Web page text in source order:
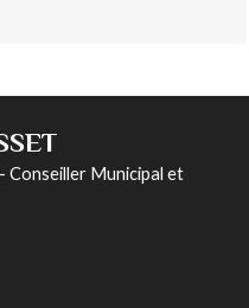
Conseiller Municipal et